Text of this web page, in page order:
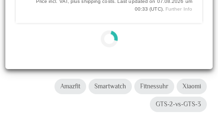
Price incl. VAT, plus shipping costs. Last updated on 07.08.2026 um
00:33 (UTC). Further Info
Amazfit Smartwatch Fitnessuhr Xiaomi
GTS-2-vs-GTS-3